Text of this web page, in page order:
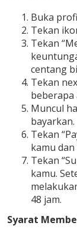
Buka
Tekan
Tekan
centang
Tekan
beberapa
Muncul
bayarkan.
Tekan
kamu
Tekan
kamu.
48 jam.
Syarat